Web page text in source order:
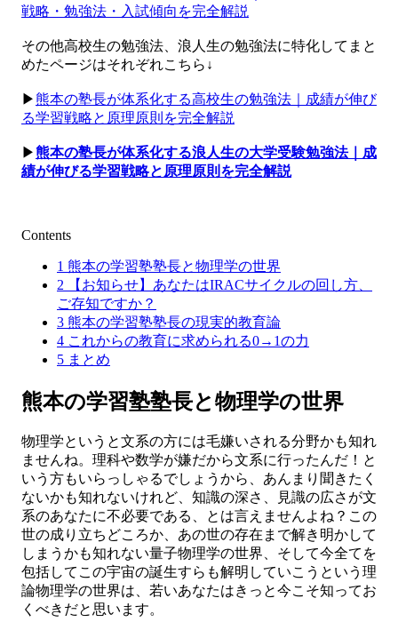
戦略・勉強法・入試傾向を完全解説
その他高校生の勉強法、浪人生の勉強法に特化してまと
めたページはそれぞれこちら↓
▶︎熊本の塾長が体系化する高校生の勉強法｜成績が伸び
る学習戦略と原理原則を完全解説
▶︎熊本の塾長が体系化する浪人生の大学受験勉強法｜成
績が伸びる学習戦略と原理原則を完全解説
Contents
1 熊本の学習塾塾長と物理学の世界
2 【お知らせ】あなたはIRACサイクルの回し方、
ご存知ですか？
3 熊本の学習塾塾長の現実的教育論
4 これからの教育に求められる0→1の力
5 まとめ
熊本の学習塾塾長と物理学の世界
物理学というと文系の方には毛嫌いされる分野かも知れ
ませんね。理科や数学が嫌だから文系に行ったんだ！と
いう方もいらっしゃるでしょうから、あんまり聞きたく
ないかも知れないけれど、知識の深さ、見識の広さが文
系のあなたに不必要である、とは言えませんよね？この
世の成り立ちどころか、あの世の存在まで解き明かして
しまうかも知れない量子物理学の世界、そして今全てを
包括してこの宇宙の誕生すらも解明していこうという理
論物理学の世界は、若いあなたはきっと今こそ知ってお
くべきだと思います。